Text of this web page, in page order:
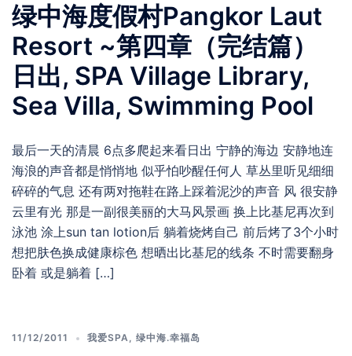
绿中海度假村Pangkor Laut
Resort ~第四章（完结篇）
日出, SPA Village Library,
Sea Villa, Swimming Pool
最后一天的清晨 6点多爬起来看日出 宁静的海边 安静地连
海浪的声音都是悄悄地 似乎怕吵醒任何人 草丛里听见细细
碎碎的气息 还有两对拖鞋在路上踩着泥沙的声音 风 很安静
云里有光 那是一副很美丽的大马风景画 换上比基尼再次到
泳池 涂上sun tan lotion后 躺着烧烤自己 前后烤了3个小时
想把肤色换成健康棕色 想晒出比基尼的线条 不时需要翻身
卧着 或是躺着 […]
11/12/2011 我爱SPA, 绿中海.幸福岛